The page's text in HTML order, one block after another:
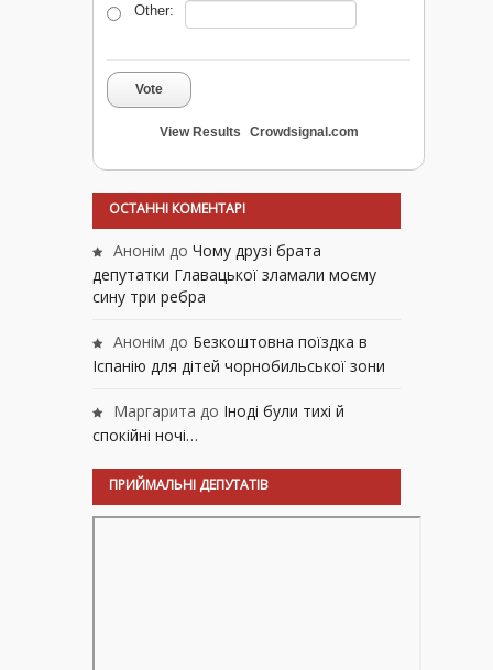
Other:
Vote
View Results Crowdsignal.com
ОСТАННІ КОМЕНТАРІ
Анонім до Чому друзі брата
депутатки Главацької зламали моєму
сину три ребра
Анонім до Безкоштовна поїздка в
Іспанію для дітей чорнобильської зони
Маргарита до Іноді були тихі й
спокійні ночі…
ПРИЙМАЛЬНІ ДЕПУТАТІВ